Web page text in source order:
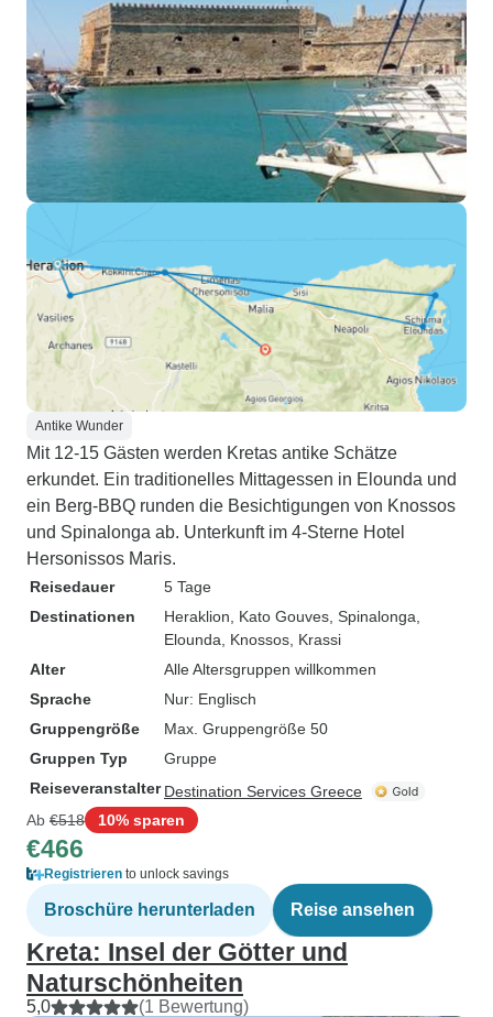
Antike Wunder
Mit 12-15 Gästen werden Kretas antike Schätze
erkundet. Ein traditionelles Mittagessen in Elounda und
ein Berg-BBQ runden die Besichtigungen von Knossos
und Spinalonga ab. Unterkunft im 4-Sterne Hotel
Hersonissos Maris.
Reisedauer
5 Tage
Destinationen
Heraklion , Kato Gouves , Spinalonga
Elounda , Knossos , Krassi
Alter
Alle Altersgruppen willkommen
Sprache
Nur: Englisch
Gruppengröße
Max. Gruppengröße 50
Gruppen Typ
Gruppe
Reiseveranstalter Destination Services Greece
Ab €518 10% sparen
€466
Registrieren to unlock savings
Broschüre herunterladen Reise ansehen
Kreta: Insel der Götter und
Naturschönheiten
5,0 (1 Bewertung)